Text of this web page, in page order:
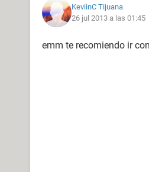
KeviinC Tijuana
26 jul 2013 a las 01:45
emm te recomiendo ir